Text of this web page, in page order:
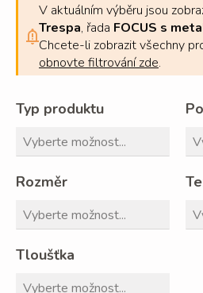
V aktuálním výběru jsou
Trespa, řada FOCUS s
Chcete-li zobrazit všechny
obnovte filtrování zde.
Typ produktu
Rozměr
Tloušťka